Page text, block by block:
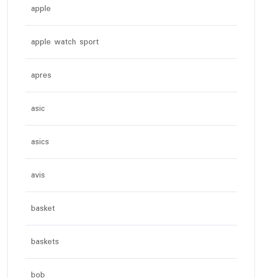
apple
apple watch sport
apres
asic
asics
avis
basket
baskets
bob